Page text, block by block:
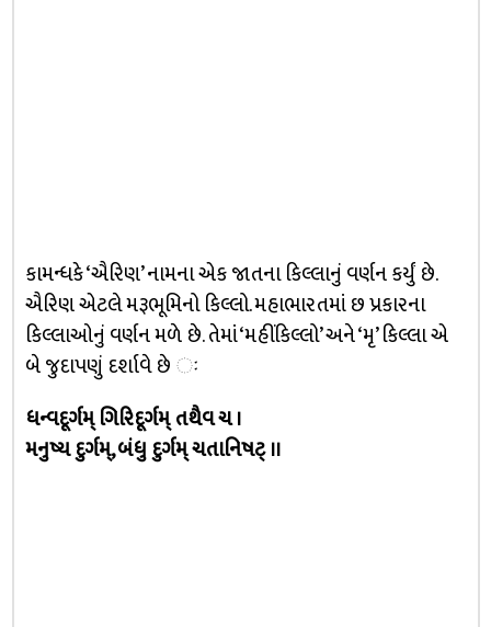
કામન્ધકે ‘ઐરિણ’ નામના એક જાતના કિલ્લાનું વર્ણન કર્યું છે.
ઐરિણ એટલે મરૂભૂમિનો કિલ્લો. મહાભારતમાં છ પ્રકારના
કિલ્લાઓનું વર્ણન મળે છે. તેમાં ‘મહીંકિલ્લો’ અને ‘મૃ’ કિલ્લા એ
બે જુદાપણું દર્શાવે છે ઃ
ધન્વદૂર્ગમ્ ગિરિદૂર્ગમ્ તથૈવ ચ ।
મનુષ્ય દુર્ગમ્, બંધુ દુર્ગમ્ ચતાનિષટ્ ।।